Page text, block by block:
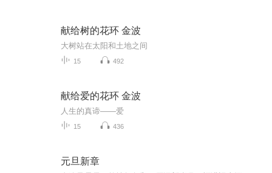
献给树的花环 金波
大树站在太阳和土地之间
15 492
献给爱的花环 金波
人生的真谛——爱
15 436
元旦新章